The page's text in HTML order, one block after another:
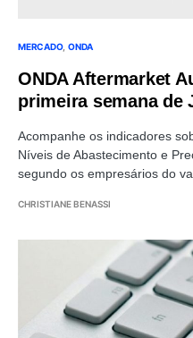
MERCADO ONDA
ONDA Aftermarket
primeira semana de
Acompanhe os indicadores
Níveis de Abastecimento e
segundo os empresários do
CHRISTIANE BENASSI